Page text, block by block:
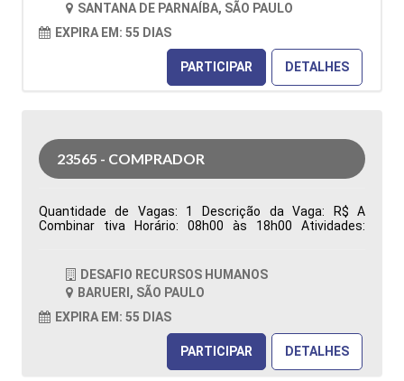
Características Comportamentais:
SANTANA DE PARNAÍBA, SÃO PAULO
EXPIRA EM: 55 DIAS
PARTICIPAR DETALHES
23565 - COMPRADOR
Quantidade de Vagas: 1 Descrição da Vaga: R$ A
Combinar tiva Horário: 08h00 às 18h00 Atividades:
áreas produtivas e de manutenção. Atua na análise de
requisições de compras, realização de cotações,
negociação de preços, prazos e condições comerciais,
além da prospecção, desenvolvimento e homologação
de fornecedores, visando qualidade, competitividade e
redução de custos. Emite e acompanha pedidos de
compra, monitora prazos de entrega, resolve
divergências relacionadas à entrega, qualidade e
DESAFIO RECURSOS HUMANOS
BARUERI, SÃO PAULO
EXPIRA EM: 55 DIAS
PARTICIPAR DETALHES